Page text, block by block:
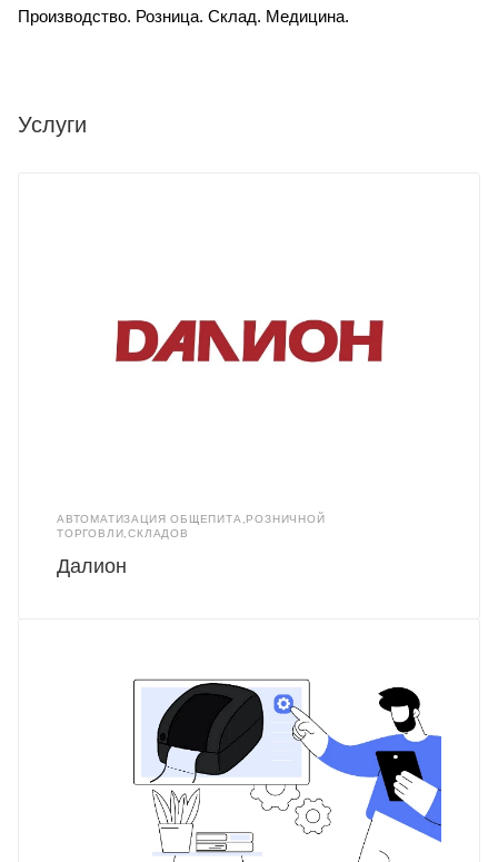
Производство. Розница. Склад. Медицина.
Услуги
АВТОМАТИЗАЦИЯ ОБЩЕПИТА,РОЗНИЧНОЙ
ТОРГОВЛИ,СКЛАДОВ
Далион